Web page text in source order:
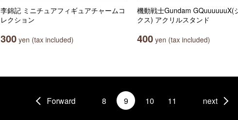
李錦記 ミニチュアフィギュアチャームコ
レクション
300 yen (tax included)
機動戦士Gundam GQuuuuuuX(
クス) アクリルスタンド
400 yen (tax included)
Forward 8 9 10 11 next